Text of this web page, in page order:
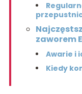
zaworem
Awarie i
Kiedy